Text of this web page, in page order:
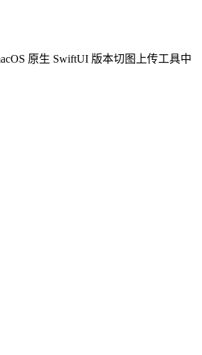
原生 SwiftUI 版本切图上传工具中